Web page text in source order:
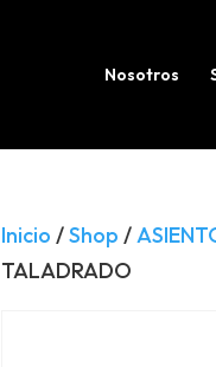
Nosotros
Inicio /Shop /
TALADRADO